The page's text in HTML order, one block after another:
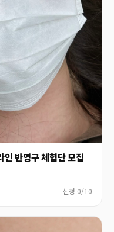
반영구 체험단 모집
신청 0/10